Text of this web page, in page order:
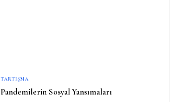
TARTIŞMA
Pandemilerin Sosyal Yansımaları